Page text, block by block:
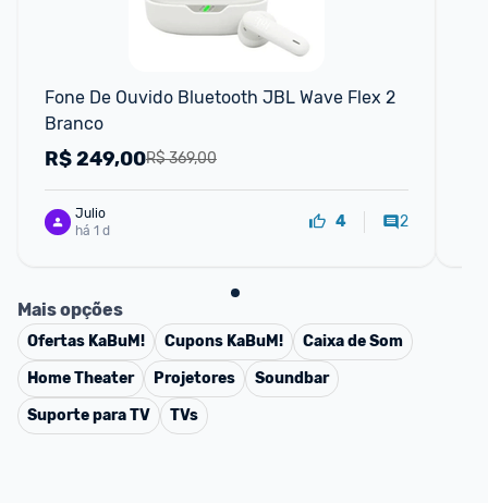
Fone De Ouvido Bluetooth JBL Wave Flex 2
Branco
R$ 369,00
R$249,00
Julio
há 1 d
4 2
Mais opções
Ofertas KaBuM! Cupons KaBuM!
Caixa de Som
Home Theater
Projetores
Soundbar
Suporte para TV
TVs